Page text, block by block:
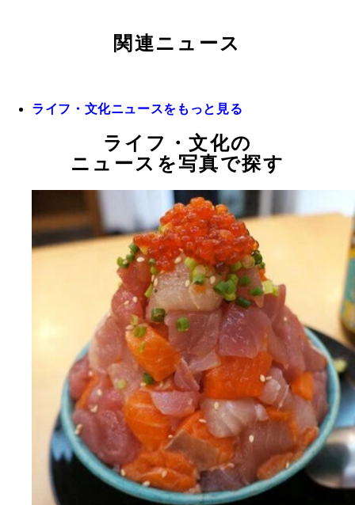
関連ニュース
ライフ・文化ニュースをもっと見る
ライフ・文化の
ニュースを写真で探す